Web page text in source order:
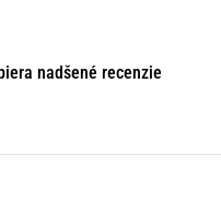
nadšené recenzie